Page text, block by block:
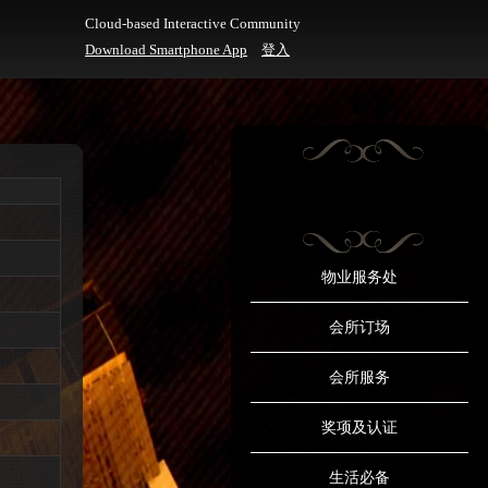
Cloud-based Interactive Community
Download Smartphone App
登入
物业服务处
会所订场
会所服务
奖项及认证
生活必备